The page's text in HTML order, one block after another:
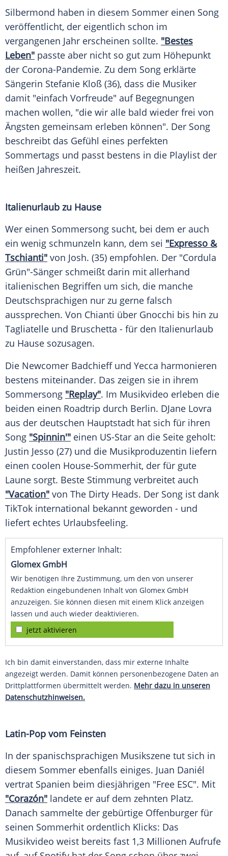
Silbermond haben in diesem Sommer einen Song
veröffentlicht, der eigentlich schon im
vergangenen Jahr erscheinen sollte. "Bestes
Leben" passte aber nicht so gut zum Höhepunkt
der Corona-Pandemie. Zu dem Song erklärte
Sängerin Stefanie Kloß (36), dass die Musiker
damit "einfach Vorfreude" auf Begegnungen
machen wollen, "die wir alle bald wieder frei von
Ängsten gemeinsam erleben können". Der Song
beschreibt das Gefühl eines perfekten
Sommertags und passt bestens in die Playlist der
heißen Jahreszeit.
Italienurlaub zu Hause
Wer einen Sommersong sucht, bei dem er auch
ein wenig schmunzeln kann, dem sei "Expresso &
Tschianti" von Josh. (35) empfohlen. Der "Cordula
Grün"-Sänger schmeißt darin mit allerhand
italienischen Begriffen um sich, die manche
Deutschsprachigen nur zu gerne falsch
aussprechen. Von Chianti über Gnocchi bis hin zu
Tagliatelle und Bruschetta - für den Italienurlaub
zu Hause sozusagen.
Die Newcomer Badchieff und Yecca harmonieren
bestens miteinander. Das zeigen sie in ihrem
Sommersong "Replay". Im Musikvideo erleben die
beiden einen Roadtrip durch Berlin. DJane Lovra
aus der deutschen Hauptstadt hat sich für ihren
Song "Spinnin'" einen US-Star an die Seite geholt:
Justin Jesso (27) und die Musikproduzentin liefern
einen coolen House-Sommerhit, der für gute
Laune sorgt. Beste Stimmung verbreitet auch
"Vacation" von The Dirty Heads. Der Song ist dank
TikTok international bekannt geworden - und
liefert echtes Urlaubsfeeling.
Empfohlener externer Inhalt:
Glomex GmbH
Wir benötigen Ihre Zustimmung, um den von unserer
Redaktion eingebundenen Inhalt von Glomex GmbH
anzuzeigen. Sie können diesen mit einem Klick anzeigen
lassen und auch wieder deaktivieren.
jetzt aktivieren
Ich bin damit einverstanden, dass mir externe Inhalte
angezeigt werden. Damit können personenbezogene Daten an
Drittplattformen übermittelt werden. Mehr dazu in unseren
Datenschutzhinweisen.
Latin-Pop vom Feinsten
In der spanischsprachigen Musikszene tut sich in
diesem Sommer ebenfalls einiges. Juan Daniél
vertrat Spanien beim diesjährigen "Free ESC". Mit
"Corazón" landete er auf dem zehnten Platz.
Danach sammelte der gebürtige Offenburger für
seinen Sommerhit ordentlich Klicks: Das
Musikvideo weist bereits fast 1,3 Millionen Aufrufe